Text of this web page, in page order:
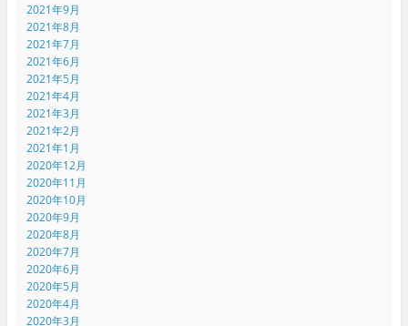
2021年9月
2021年8月
2021年7月
2021年6月
2021年5月
2021年4月
2021年3月
2021年2月
2021年1月
2020年12月
2020年11月
2020年10月
2020年9月
2020年8月
2020年7月
2020年6月
2020年5月
2020年4月
2020年3月